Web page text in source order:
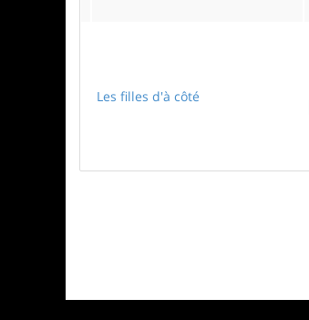
Les filles d'à côté